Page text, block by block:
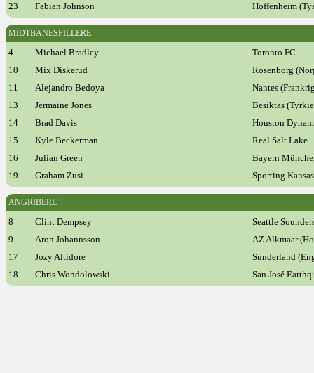
23
Fabian Johnson Hoffenheim
MIDTBANESPILLERE
4 Michael Bradley
Toronto FC
10
Mix Diskerud
Rosenborg
11
Alejandro Bedoya
Nantes
13
Jermaine Jones
Besiktas
14
Brad Davis
Houston
15
Kyle Beckerman
Real Salt Lake
16
Julian Green
Bayern
19
Graham Zusi Sporting
ANGRIBERE
8 Clint Dempsey
Seattle
9
Aron Johannsson
AZ Alkmaar
17
Jozy Altidore
Sunderland
18
Chris Wondolowski San José